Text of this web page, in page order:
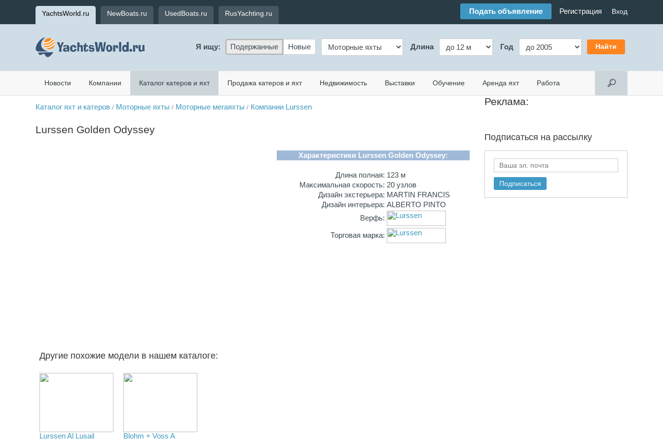
YachtsWorld.ru NewBoats.ru UsedBoats.ru RusYachting.ru Подать объявление Регистрация Вход
Я ищу: Подержанные Новые Длина Год
Новости Компании Каталог катеров и яхт Продажа катеров и яхт Недвижимость Выставки Обучение Аренда яхт Работа
Каталог яхт и катеров / Моторные яхты / Моторные мегаяхты / Компании Lurssen
Lurssen Golden Odyssey
Характеристики Lurssen Golden Odyssey:
Длина полная: 123 м
Максимальная скорость: 20 узлов
Дизайн экстерьера: MARTIN FRANCIS
Дизайн интерьера: ALBERTO PINTO
Верфь:
Торговая марка:
Другие похожие модели в нашем каталоге:
Lurssen Al Lusail Blohm + Voss A
Реклама:
Подписаться на рассылку